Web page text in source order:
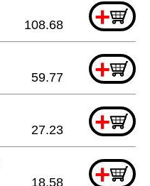
+
108.68
+
59.77
+
27.23
+
18.58